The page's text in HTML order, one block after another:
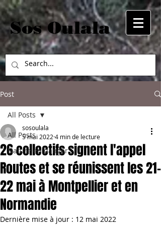
Sos Oulala
Post
All Posts
Nature en danger
All Posts
26 collectifs signent l'appel
Routes et se réunissent les 21-
22 mai à Montpellier et en
Normandie
sosoulala
5 mai 2022 4 min de lecture
Dernière mise à jour : 12 mai 2022